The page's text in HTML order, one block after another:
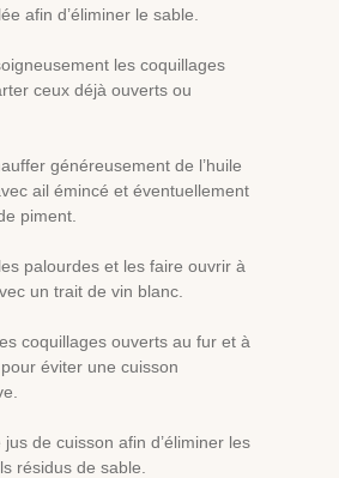
afin d’éliminer le sable.
les coquillages
ceux déjà ouverts ou
généreusement de l’huile
ail émincé et éventuellement
piment.
palourdes et les faire ouvrir à
un trait de vin blanc.
coquillages ouverts au fur et à
éviter une cuisson
jus de cuisson afin d’éliminer les
résidus de sable.